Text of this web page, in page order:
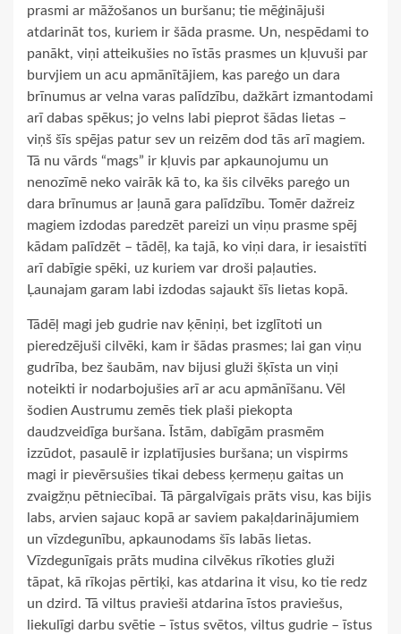
prasmi ar māžošanos un buršanu; tie mēģinājuši
atdarināt tos, kuriem ir šāda prasme. Un, nespēdami to
panākt, viņi atteikušies no īstās prasmes un kļuvuši par
burvjiem un acu apmānītājiem, kas pareģo un dara
brīnumus ar velna varas palīdzību, dažkārt izmantodami
arī dabas spēkus; jo velns labi pieprot šādas lietas –
viņš šīs spējas patur sev un reizēm dod tās arī magiem.
Tā nu vārds “mags” ir kļuvis par apkaunojumu un
nenozīmē neko vairāk kā to, ka šis cilvēks pareģo un
dara brīnumus ar ļaunā gara palīdzību. Tomēr dažreiz
magiem izdodas paredzēt pareizi un viņu prasme spēj
kādam palīdzēt – tādēļ, ka tajā, ko viņi dara, ir iesaistīti
arī dabīgie spēki, uz kuriem var droši paļauties.
Ļaunajam garam labi izdodas sajaukt šīs lietas kopā.
Tādēļ magi jeb gudrie nav ķēniņi, bet izglītoti un
pieredzējuši cilvēki, kam ir šādas prasmes; lai gan viņu
gudrība, bez šaubām, nav bijusi gluži šķīsta un viņi
noteikti ir nodarbojušies arī ar acu apmānīšanu. Vēl
šodien Austrumu zemēs tiek plaši piekopta
daudzveidīga buršana. Īstām, dabīgām prasmēm
izzūdot, pasaulē ir izplatījusies buršana; un vispirms
magi ir pievērsušies tikai debess ķermeņu gaitas un
zvaigžņu pētniecībai. Tā pārgalvīgais prāts visu, kas bijis
labs, arvien sajauc kopā ar saviem pakaļdarinājumiem
un vīzdegunību, apkaunodams šīs labās lietas.
Vīzdegunīgais prāts mudina cilvēkus rīkoties gluži
tāpat, kā rīkojas pērtiķi, kas atdarina it visu, ko tie redz
un dzird. Tā viltus pravieši atdarina īstos praviešus,
liekulīgi darbu svētie – īstus svētos, viltus gudrie – īstus